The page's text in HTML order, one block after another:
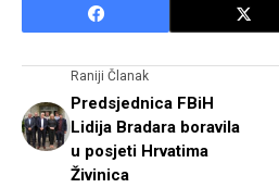
Raniji Članak
Predsjednica FBiH
Lidija Bradara boravila
u posjeti Hrvatima
Živinica